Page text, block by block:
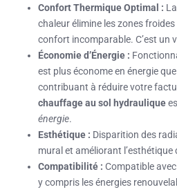
Confort Thermique Optimal :
chaleur élimine les zones
confort incomparable. C’est un
Économie d’Énergie :
est plus économe en énergie
contribuant à réduire votre
chauffage au sol hydraulique
énergie.
Esthétique : Disparition des
mural et améliorant l’esthétique
Compatibilité : Compatible
y compris les énergies